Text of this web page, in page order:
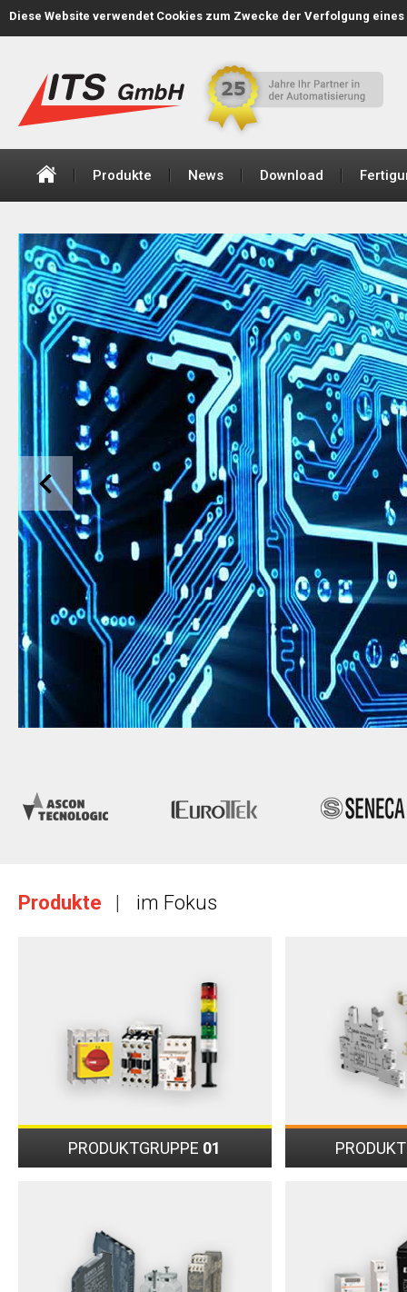
Diese Website verwendet Cookies zum Zwecke der Verfolgung
+43 (1) 616 27 40-0 office@its-automation.at
Produkte News Download
Produkte im Fokus
PRODUKTGRUPPE 01